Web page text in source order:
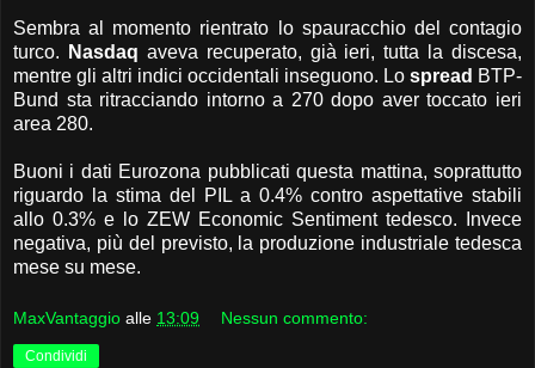
Sembra al momento rientrato lo spauracchio del contagio
turco.
Nasdaq aveva recuperato, già ieri, tutta la discesa,
mentre gli altri indici occidentali inseguono. Lo spread BTP-
Bund sta ritracciando intorno a 270 dopo aver toccato ieri
area 280.
Buoni i dati Eurozona pubblicati questa mattina, soprattutto
riguardo la stima del PIL a 0.4% contro aspettative stabili
allo 0.3% e lo ZEW Economic Sentiment tedesco. Invece
negativa, più del previsto, la produzione industriale tedesca
mese su mese.
MaxVantaggio alle 13:09 Nessun commento:
Condividi